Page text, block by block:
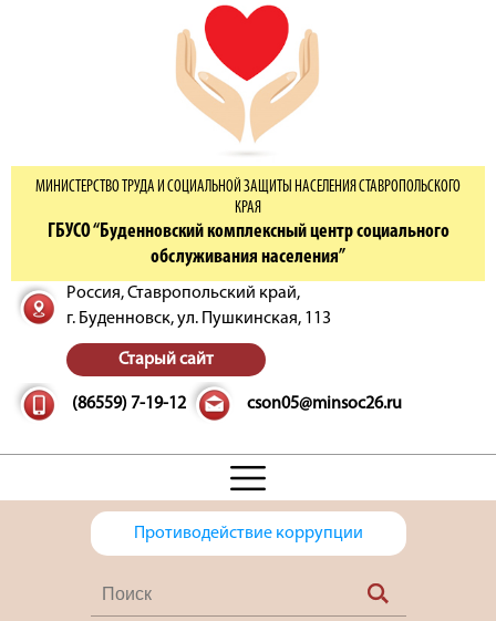
МИНИСТЕРСТВО ТРУДА И СОЦИАЛЬНОЙ ЗАЩИТЫ НАСЕЛЕНИЯ СТАВРОПОЛЬСКОГО
КРАЯ
ГБУСО “Буденновский комплексный центр социального
обслуживания населения”
Россия, Ставропольский край,
г. Буденновск,ул. Пушкинская, 113
Старый сайт
(86559) 7-19-12 cson05@minsoc26.ru
Противодействие коррупции